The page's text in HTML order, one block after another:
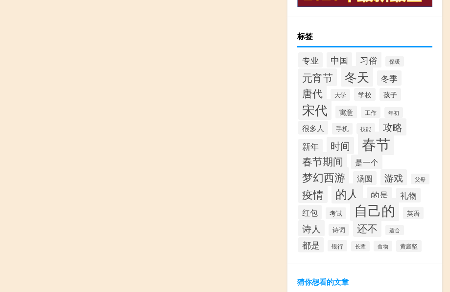
标签
专业 中国 习俗 保暖
元宵节 冬天 冬季
唐代 大学 学校 孩子
宋代 寓意 工作 年初
很多人 手机 技能 攻略
新年 时间 春节
春节期间 是一个
梦幻西游 汤圆 游戏 父母
疫情 的人 的是
礼物
红包
考试 自己的 英语
诗人 诗词 还不 适合
都是 银行 长辈 食物 黄庭坚
猜你想看的文章